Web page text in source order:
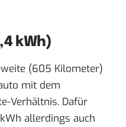
kWh)
(605 Kilometer)
mit dem
Verhältnis. Dafür
allerdings auch